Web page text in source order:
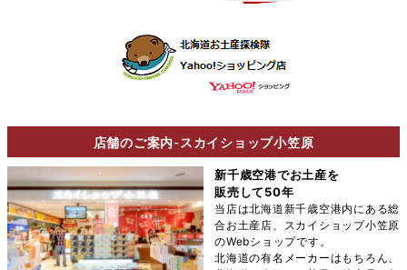
店舗のご案内-スカイショップ小笠原
新千歳空港でお土産を
販売して50年
当店は北海道新千歳空港内にある総
合お土産店、スカイショップ小笠原
のWebショップです。
北海道の有名メーカーはもちろん、